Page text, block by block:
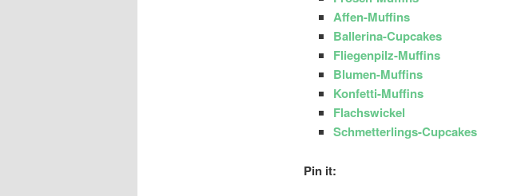
Affen-Muffins
Ballerina-Cupcakes
Fliegenpilz-Muffins
Blumen-Muffins
Konfetti-Muffins
Flachswickel
Schmetterlings-Cupcakes
Pin it: